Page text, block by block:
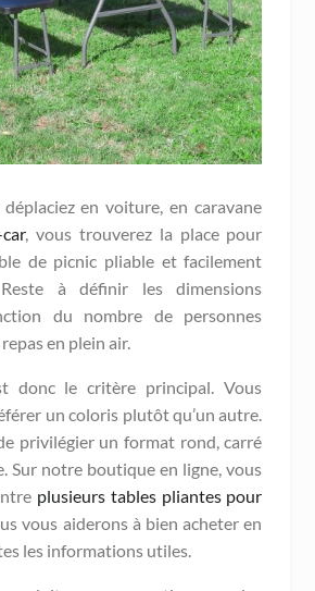
en voiture, en caravane
, vous trouverez la place pour
de picnic pliable et facilement
à définir les dimensions
du nombre de personnes
en plein air.
donc le critère principal. Vous
un coloris plutôt qu’un autre.
privilégier un format rond, carré
Sur notre boutique en ligne, vous
plusieurs tables pliantes pour
vous aiderons à bien acheter en
les informations utiles.